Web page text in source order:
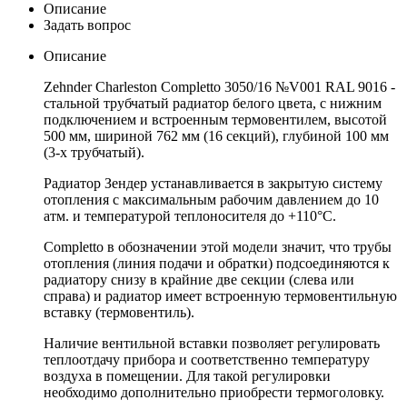
Описание
Задать вопрос
Описание
Zehnder Charleston Completto 3050/16 №V001 RAL 9016 -
стальной трубчатый радиатор белого цвета, с нижним
подключением и встроенным термовентилем, высотой
500 мм, шириной 762 мм (16 секций), глубиной 100 мм
(3-х трубчатый).
Радиатор Зендер устанавливается в закрытую систему
отопления с максимальным рабочим давлением до 10
атм. и температурой теплоносителя до +110°C.
Completto в обозначении этой модели значит, что трубы
отопления (линия подачи и обратки) подсоединяются к
радиатору снизу в крайние две секции (слева или
справа) и радиатор имеет встроенную термовентильную
вставку (термовентиль).
Наличие вентильной вставки позволяет регулировать
теплоотдачу прибора и соответственно температуру
воздуха в помещении. Для такой регулировки
необходимо дополнительно приобрести термоголовку.